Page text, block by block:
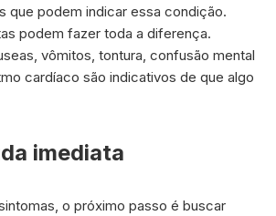
que podem indicar essa condição.
podem fazer toda a diferença.
vômitos, tontura, confusão mental
cardíaco são indicativos de que algo
imediata
o próximo passo é buscar